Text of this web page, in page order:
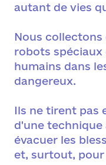
autant de vies
Nous
robots spéciaux
humains dans
dangereux.
Ils ne tirent pas
d'une technique
évacuer les
et, surtout, pour